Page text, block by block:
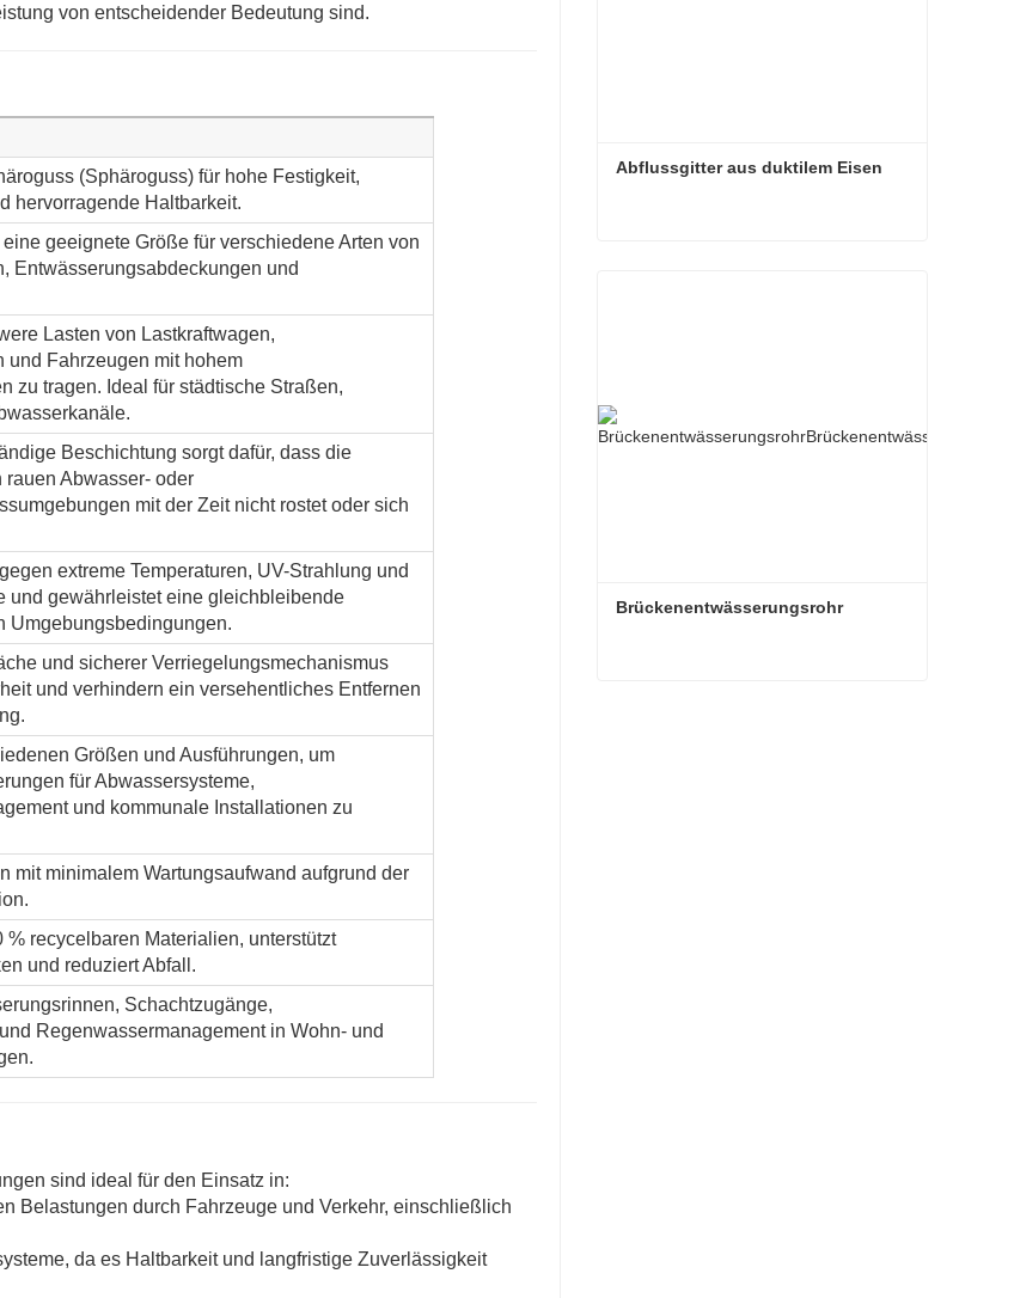
von entscheidender Bedeutung sind.
(Sphäroguss) für hohe Festigkeit,
hervorragende Haltbarkeit.
geeignete Größe für verschiedene Arten von
Entwässerungsabdeckungen und
Lasten von Lastkraftwagen,
und Fahrzeugen mit hohem
zu tragen. Ideal für städtische Straßen,
Beschichtung sorgt dafür, dass die
Abwasser- oder
mit der Zeit nicht rostet oder sich
extreme Temperaturen, UV-Strahlung und
und gewährleistet eine gleichbleibende
Umgebungsbedingungen.
und sicherer Verriegelungsmechanismus
und verhindern ein versehentliches Entfernen
Größen und Ausführungen, um
für Abwassersysteme,
und kommunale Installationen zu
mit minimalem Wartungsaufwand aufgrund der
% recycelbaren Materialien, unterstützt
und reduziert Abfall.
Schachtzugänge,
Regenwassermanagement in Wohn- und
sind ideal für den Einsatz in:
Belastungen durch Fahrzeuge und Verkehr, einschließlich
da es Haltbarkeit und langfristige Zuverlässigkeit
Abflussgitter aus duktilem Eisen
Brückenentwässerungsrohr